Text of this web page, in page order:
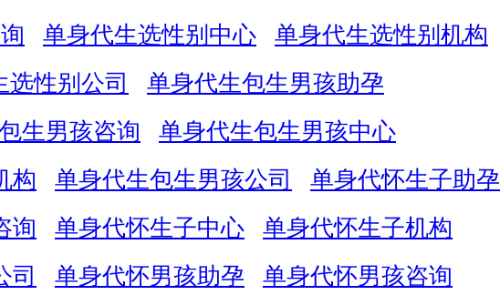
单身代生选性别中心
单身代生选性别机构
选性别公司
单身代生包生男孩助孕
生男孩咨询
单身代生包生男孩中心
构
单身代生包生男孩公司
单身代怀生子助孕
询
单身代怀生子中心
单身代怀生子机构
司
单身代怀男孩助孕 单身代怀男孩咨询